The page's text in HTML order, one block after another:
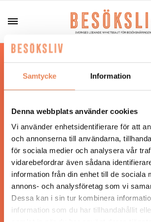
Samtycke Information
Denna webbplats använder cookies
Vi använder enhetsidentifierare för att
och annonserna till användarna,
för sociala medier och analysera vår
vidarebefordrar även sådana
information från din enhet till de sociala
annons- och analysföretag som vi
Dessa kan i sin tur kombinera
information som du har tillhandahållit
Hos oss läser du landets mest
nyheter och snackisar inom
Besöksliv i sin tryckta form är ett
Tidningen ges ut av
ANSVARIG UTGIVARE
Jonas Siljhammar
UPPHOVSRÄTT